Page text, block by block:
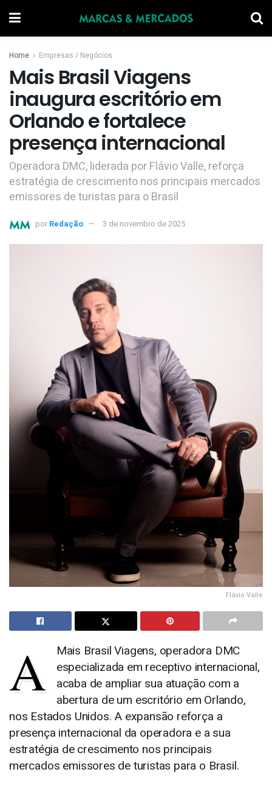
Home Empresas / Negócios
Mais Brasil Viagens
inaugura escritório em
Orlando e fortalece
presença internacional
Operadora DMC, liderada por Flávio Valle, reforça
estratégia de crescimento nos principais mercados
emissores de turistas para o Brasil
por Redação 3 de novembro de 2025
Flávio Valle
A
Mais Brasil Viagens, operadora DMC
especializada em receptivo internacional,
acaba de ampliar sua atuação com a
abertura de um escritório em Orlando,
nos Estados Unidos. A expansão reforça a
presença internacional da operadora e a sua
estratégia de crescimento nos principais
mercados emissores de turistas para o Brasil.